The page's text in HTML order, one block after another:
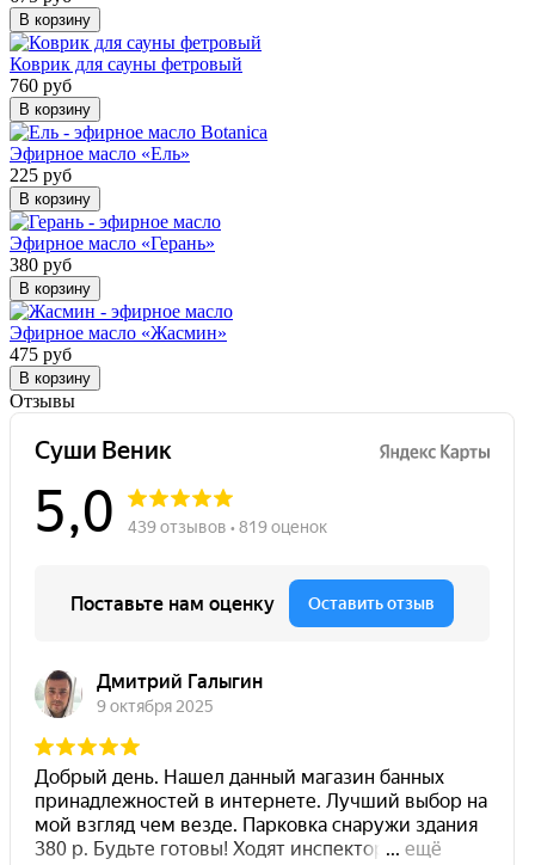
В корзину
Коврик для сауны фетровый
760 руб
В корзину
Эфирное масло «Ель»
225 руб
В корзину
Эфирное масло «Герань»
380 руб
В корзину
Эфирное масло «Жасмин»
475 руб
В корзину
Отзывы